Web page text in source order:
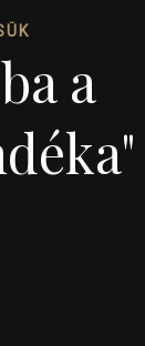
a